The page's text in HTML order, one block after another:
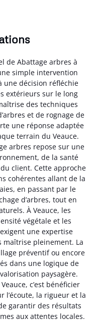
de Abattage arbres à
simple intervention
une décision réfléchie
extérieurs sur le long
des techniques
et de rognage de
une réponse adaptée
terrain du Veauce.
arbres repose sur une
de la santé
client. Cette approche
cohérentes allant de la
en passant par le
d’arbres, tout en
À Veauce, les
végétale et les
une expertise
maîtrise pleinement. La
préventif ou encore
dans une logique de
paysagère.
c’est bénéficier
l’écoute, la rigueur et la
garantir des résultats
aux attentes locales.